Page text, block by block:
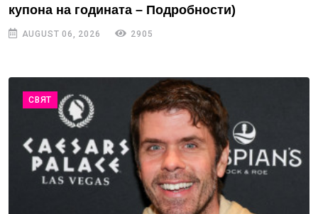
купона на годината – Подробности)
AUGUST 06, 2026 2905
СВЯТ